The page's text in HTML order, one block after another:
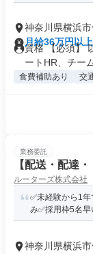
神奈川県横浜
月給36万円以上
資格 【必須】
ートHR、チー
食費補助あり 交
業務委託
【配送・配達・
ルーターズ株式会社
✅未経験から1
み✅採用枠5名早
神奈川県横浜